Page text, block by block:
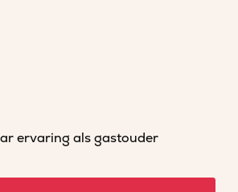
ervaring als gastouder